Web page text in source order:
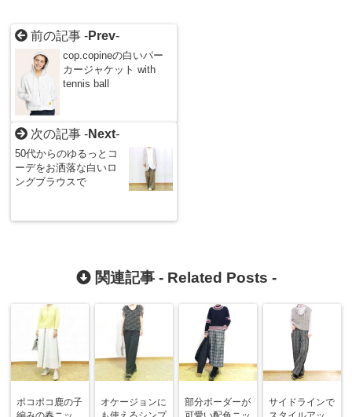
前の記事 -Prev-
cop.copineの白いパー
カージャケット with
tennis ball
次の記事 -Next-
50代からのゆるっとコ
ーデをお洒落な白いロ
ングブラウスで
関連記事 - Related Posts -
ポコポコ鹿の子
オケージョンに
部分ボーダーが
サイドラインで